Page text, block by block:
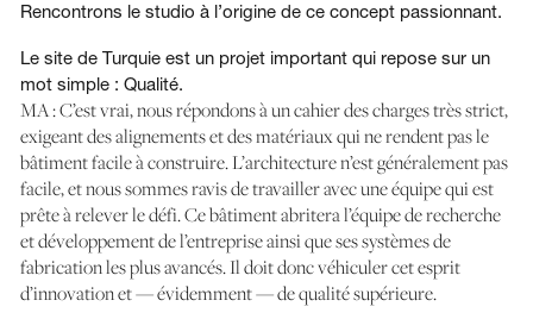
Rencontrons le studio à l’origine de ce concept passionnant.
Le site de Turquie est un projet important qui repose sur un
mot simple : Qualité.
MA : C’est vrai, nous répondons à un cahier des charges très strict,
exigeant des alignements et des matériaux qui ne rendent pas le
bâtiment facile à construire. L’architecture n’est généralement pas
facile, et nous sommes ravis de travailler avec une équipe qui est
prête à relever le défi. Ce bâtiment abritera l’équipe de recherche
et développement de l’entreprise ainsi que ses systèmes de
fabrication les plus avancés. Il doit donc véhiculer cet esprit
d’innovation et — évidemment — de qualité supérieure.